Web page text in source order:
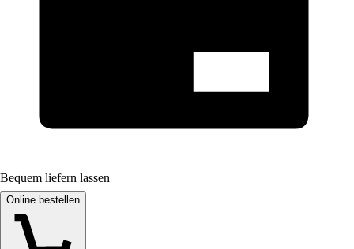
Bequem liefern lassen
Online bestellen